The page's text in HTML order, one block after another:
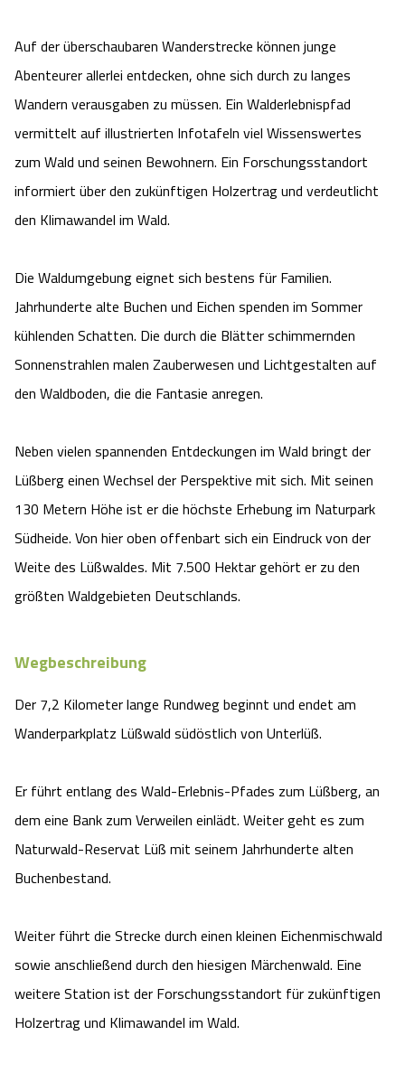
Ausflugsziele
Auf der überschaubaren Wanderstrecke können junge
Abenteurer allerlei entdecken, ohne sich durch zu langes
Wandern verausgaben zu müssen. Ein Walderlebnispfad
vermittelt auf illustrierten Infotafeln viel Wissenswertes
zum Wald und seinen Bewohnern. Ein Forschungsstandort
informiert über den zukünftigen Holzertrag und verdeutlicht
den Klimawandel im Wald.
Die Waldumgebung eignet sich bestens für Familien.
Jahrhunderte alte Buchen und Eichen spenden im Sommer
kühlenden Schatten. Die durch die Blätter schimmernden
Sonnenstrahlen malen Zauberwesen und Lichtgestalten auf
den Waldboden, die die Fantasie anregen.
Neben vielen spannenden Entdeckungen im Wald bringt der
Lüßberg einen Wechsel der Perspektive mit sich. Mit seinen
130 Metern Höhe ist er die höchste Erhebung im Naturpark
Südheide. Von hier oben offenbart sich ein Eindruck von der
Weite des Lüßwaldes. Mit 7.500 Hektar gehört er zu den
größten Waldgebieten Deutschlands.
Wegbeschreibung
Der 7,2 Kilometer lange Rundweg beginnt und endet am
Wanderparkplatz Lüßwald südöstlich von Unterlüß.
Er führt entlang des Wald-Erlebnis-Pfades zum Lüßberg, an
dem eine Bank zum Verweilen einlädt. Weiter geht es zum
Naturwald-Reservat Lüß mit seinem Jahrhunderte alten
Buchenbestand.
Weiter führt die Strecke durch einen kleinen Eichenmischwald
sowie anschließend durch den hiesigen Märchenwald. Eine
weitere Station ist der Forschungsstandort für zukünftigen
Holzertrag und Klimawandel im Wald.